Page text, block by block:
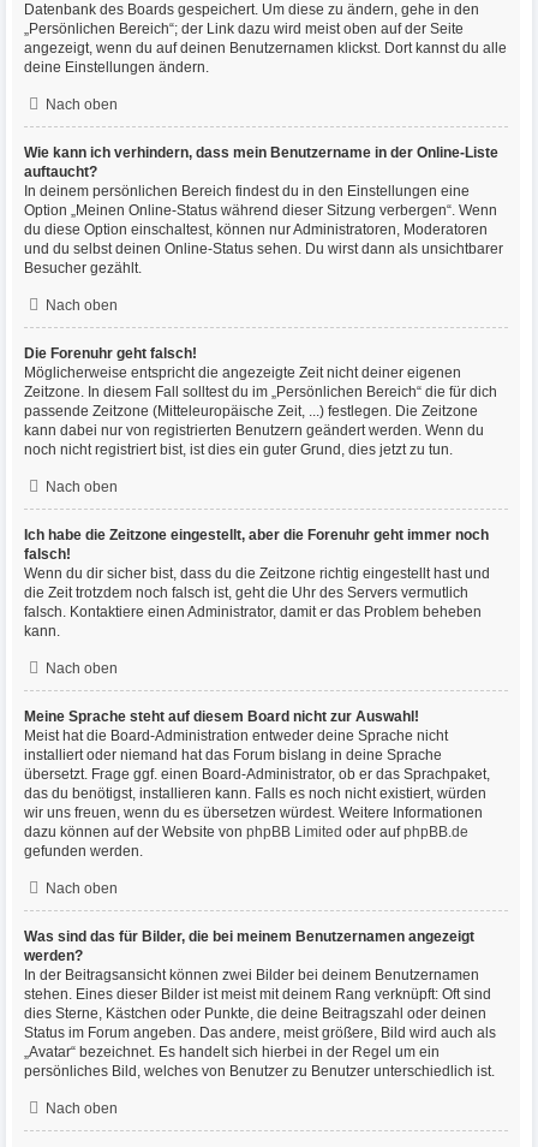
Datenbank des Boards gespeichert. Um diese zu ändern, gehe in den
„Persönlichen Bereich“; der Link dazu wird meist oben auf der Seite
angezeigt, wenn du auf deinen Benutzernamen klickst. Dort kannst du alle
deine Einstellungen ändern.
Nach oben
Wie kann ich verhindern, dass mein Benutzername in der Online-Liste
auftaucht?
In deinem persönlichen Bereich findest du in den Einstellungen eine
Option „Meinen Online-Status während dieser Sitzung verbergen“. Wenn
du diese Option einschaltest, können nur Administratoren, Moderatoren
und du selbst deinen Online-Status sehen. Du wirst dann als unsichtbarer
Besucher gezählt.
Nach oben
Die Forenuhr geht falsch!
Möglicherweise entspricht die angezeigte Zeit nicht deiner eigenen
Zeitzone. In diesem Fall solltest du im „Persönlichen Bereich“ die für dich
passende Zeitzone (Mitteleuropäische Zeit, ...) festlegen. Die Zeitzone
kann dabei nur von registrierten Benutzern geändert werden. Wenn du
noch nicht registriert bist, ist dies ein guter Grund, dies jetzt zu tun.
Nach oben
Ich habe die Zeitzone eingestellt, aber die Forenuhr geht immer noch
falsch!
Wenn du dir sicher bist, dass du die Zeitzone richtig eingestellt hast und
die Zeit trotzdem noch falsch ist, geht die Uhr des Servers vermutlich
falsch. Kontaktiere einen Administrator, damit er das Problem beheben
kann.
Nach oben
Meine Sprache steht auf diesem Board nicht zur Auswahl!
Meist hat die Board-Administration entweder deine Sprache nicht
installiert oder niemand hat das Forum bislang in deine Sprache
übersetzt. Frage ggf. einen Board-Administrator, ob er das Sprachpaket,
das du benötigst, installieren kann. Falls es noch nicht existiert, würden
wir uns freuen, wenn du es übersetzen würdest. Weitere Informationen
dazu können auf der Website von phpBB Limited oder aufphpBB.de
gefunden werden.
Nach oben
Was sind das für Bilder, die bei meinem Benutzernamen angezeigt
werden?
In der Beitragsansicht können zwei Bilder bei deinem Benutzernamen
stehen. Eines dieser Bilder ist meist mit deinem Rang verknüpft: Oft sind
dies Sterne, Kästchen oder Punkte, die deine Beitragszahl oder deinen
Status im Forum angeben. Das andere, meist größere, Bild wird auch als
„Avatar“ bezeichnet. Es handelt sich hierbei in der Regel um ein
persönliches Bild, welches von Benutzer zu Benutzer unterschiedlich ist.
Nach oben